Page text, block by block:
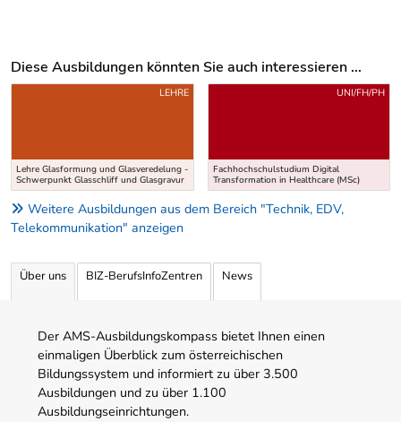
Diese Ausbildungen könnten Sie auch interessieren ...
Uber weitere Ausbildungsvorschläge
Lehre Glasformung und Glasveredelung -
Schwerpunkt Glasschliff und Glasgravur
LEHRE
Fachhochschulstudium Digital
Transformation in Healthcare (MSc)
UNI/FH/PH
Weitere Ausbildungen aus dem Bereich "Technik, EDV,
Telekommunikation" anzeigen
Über uns BIZ-BerufsInfoZentren News
Der AMS-Ausbildungskompass bietet Ihnen einen
einmaligen Überblick zum österreichischen
Bildungssystem und informiert zu über 3.500
Ausbildungen und zu über 1.100
Ausbildungseinrichtungen.